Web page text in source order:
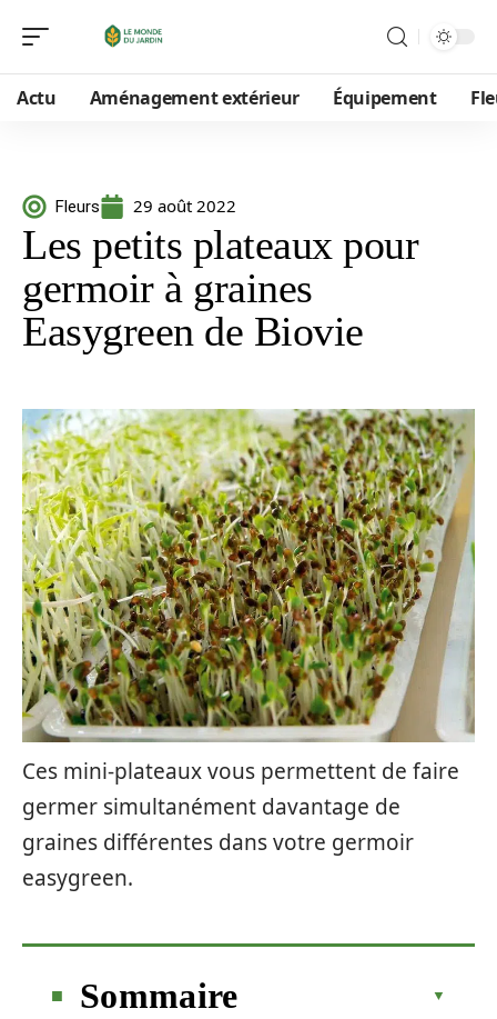
Actu Aménagement extérieur Équipement
Fleurs 29 août 2022
Les petits plateaux pour
germoir à graines
Easygreen de Biovie
Ces mini-plateaux vous permettent de faire
germer simultanément davantage de
graines différentes dans votre germoir
easygreen.
Sommaire